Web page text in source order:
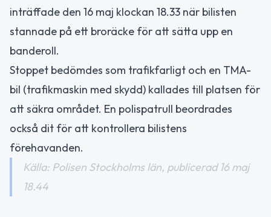
inträffade den 16 maj klockan 18.33 när bilisten
stannade på ett broräcke för att sätta upp en
banderoll.
Stoppet bedömdes som trafikfarligt och en TMA-
bil (trafikmaskin med skydd) kallades till platsen för
att säkra området. En polispatrull beordrades
också dit för att kontrollera bilistens
förehavanden.
Källa: Polisen Stockholms län, publicerad 16 maj
18.44